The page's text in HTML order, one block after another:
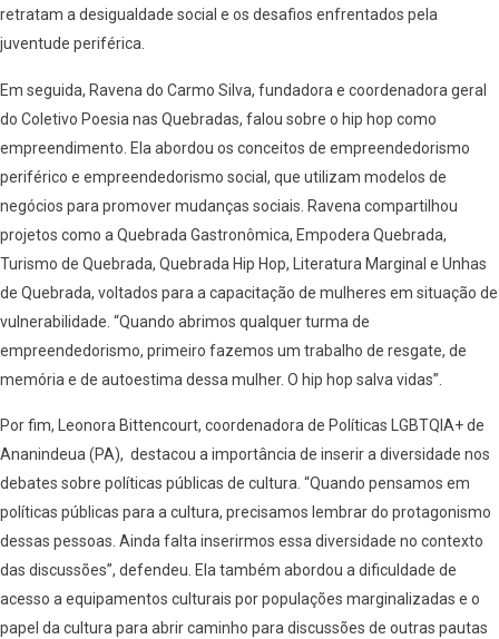
retratam a desigualdade social e os desafios enfrentados pela
juventude periférica.
Em seguida, Ravena do Carmo Silva, fundadora e coordenadora geral
do Coletivo Poesia nas Quebradas, falou sobre o hip hop como
empreendimento. Ela abordou os conceitos de empreendedorismo
periférico e empreendedorismo social, que utilizam modelos de
negócios para promover mudanças sociais. Ravena compartilhou
projetos como a Quebrada Gastronômica, Empodera Quebrada,
Turismo de Quebrada, Quebrada Hip Hop, Literatura Marginal e Unhas
de Quebrada, voltados para a capacitação de mulheres em situação de
vulnerabilidade. “Quando abrimos qualquer turma de
empreendedorismo, primeiro fazemos um trabalho de resgate, de
memória e de autoestima dessa mulher. O hip hop salva vidas”.
Por fim, Leonora Bittencourt, coordenadora de Políticas LGBTQIA+ de
Ananindeua (PA), destacou a importância de inserir a diversidade nos
debates sobre políticas públicas de cultura. “Quando pensamos em
políticas públicas para a cultura, precisamos lembrar do protagonismo
dessas pessoas. Ainda falta inserirmos essa diversidade no contexto
das discussões”, defendeu. Ela também abordou a dificuldade de
acesso a equipamentos culturais por populações marginalizadas e o
papel da cultura para abrir caminho para discussões de outras pautas